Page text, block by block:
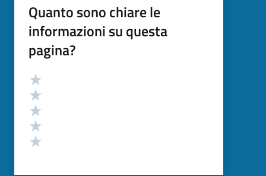
Quanto sono chiare le
informazioni su questa
pagina?
Valutazione